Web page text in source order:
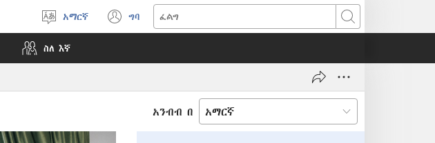
ቋንቋ
አማርኛ ግባ
(አዲስ
ፈልግ
ስለ እኛ
አንብብ በ